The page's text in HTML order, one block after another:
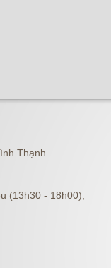
Thạnh.
(13h30 - 18h00);